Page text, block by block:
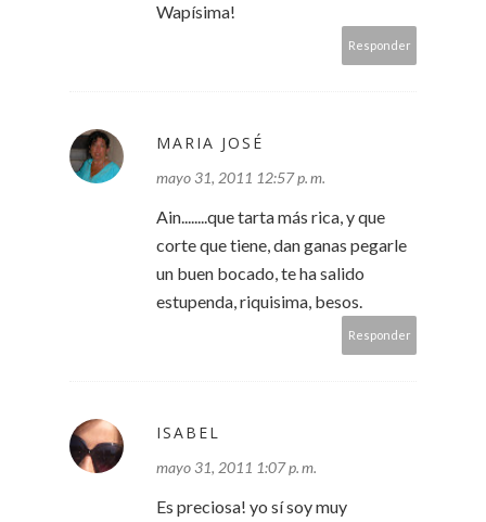
Wapísima!
Responder
MARIA JOSÉ
mayo 31, 2011 12:57 p. m.
Ain........que tarta más rica, y que
corte que tiene, dan ganas pegarle
un buen bocado, te ha salido
estupenda, riquisima, besos.
Responder
ISABEL
mayo 31, 2011 1:07 p. m.
Es preciosa! yo sí soy muy